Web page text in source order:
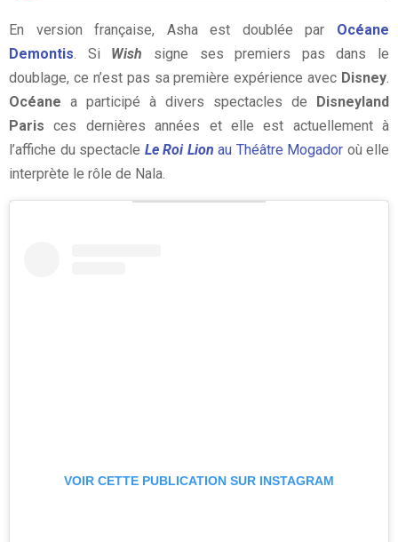
En version française, Asha est doublée par Océane
Demontis. Si Wish signe ses premiers pas dans le
doublage, ce n’est pas sa première expérience avec Disney.
Océane a participé à divers spectacles de
Disneyland
Paris ces dernières années et elle est actuellement à
l’affiche du spectacle Le Roi Lion au Théâtre Mogador où elle
interprète le rôle de Nala.
VOIR CETTE PUBLICATION SUR INSTAGRAM